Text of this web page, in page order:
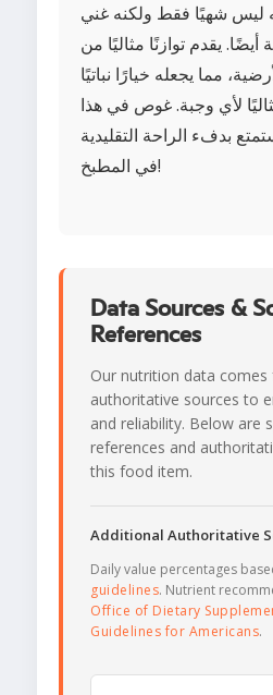
ليس شهيًا فقط ولكنه غني
أيضًا. يقدم توازنًا مثاليًا من
مما يجعله خيارًا نباتيًا
لأي وجبة. غوص في هذا
بدفء الراحة التقليدية
في المطبخ!
Data Sources &
References
Our nutrition data
authoritative sources to
and reliability. Below are
references and
this food item.
Additional Authoritative
Daily value percentages
guidelines. Nutrient
Office of Dietary
Guidelines for Americans.